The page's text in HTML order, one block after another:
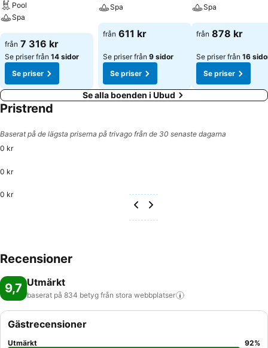
Pool
Spa
Se priser
från 7 316 kr
Se priser från 14 sidor
Se priser
Spa
Se priser
från 611 kr
Se priser från 9 sidor
Se priser
Spa
Se priser
från 878 kr
Se priser från 16
Se priser
Se alla boenden i Ubud
Pristrend
Baserat på de lägsta priserna på trivago från de 30 senaste dagarna
0 kr
0 kr
0 kr
Recensioner
9,7 Utmärkt
baserat på 834 betyg från stora webbplatser
Gästrecensioner
Utmärkt 92%